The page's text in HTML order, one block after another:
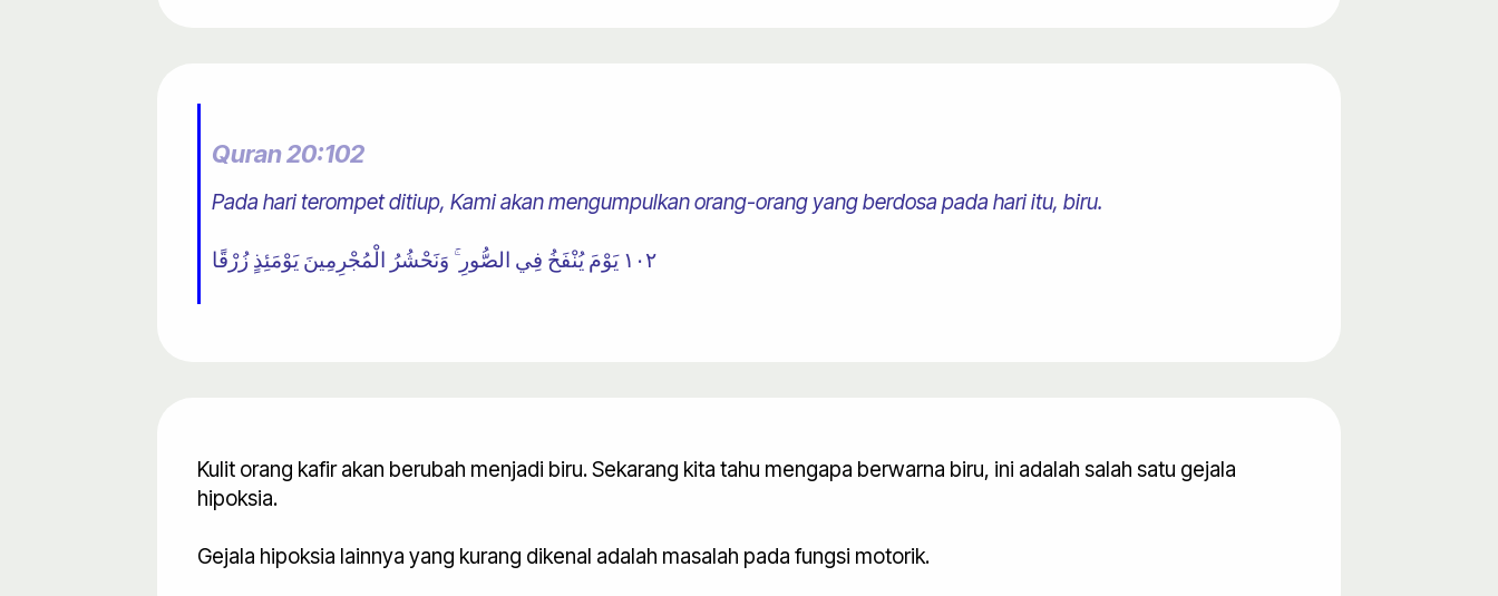
Quran 20:102
Pada hari terompet ditiup, Kami akan mengumpulkan orang-orang yang berdosa pada hari itu, biru.
١٠٢ يَوْمَ يُنْفَخُ فِي الصُّورِ ۚ وَنَحْشُرُ الْمُجْرِمِينَ يَوْمَئِذٍ زُرْقًا
Kulit orang kafir akan berubah menjadi biru. Sekarang kita tahu mengapa berwarna biru, ini adalah salah satu gejala
hipoksia.
Gejala hipoksia lainnya yang kurang dikenal adalah masalah pada fungsi motorik.